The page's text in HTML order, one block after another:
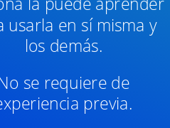
usarla en sí misma y
los demás.
se requiere de
previa.